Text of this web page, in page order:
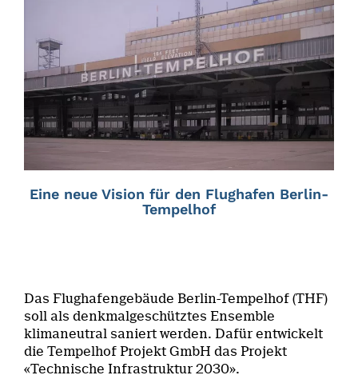
Eine neue Vision für den Flughafen Berlin-
Tempelhof
Das Flughafengebäude Berlin-Tempelhof (THF)
soll als denkmalgeschütztes Ensemble
klimaneutral saniert werden. Dafür entwickelt
die Tempelhof Projekt GmbH das Projekt
«Technische Infrastruktur 2030».